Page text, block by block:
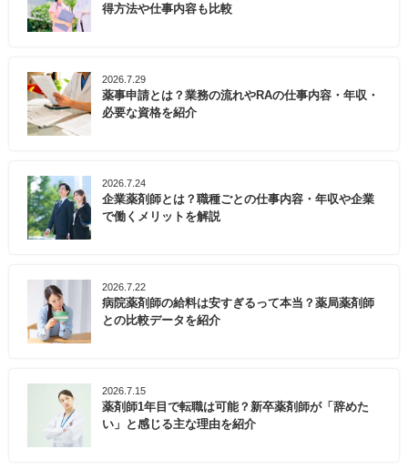
得方法や仕事内容も比較
2026.7.29
薬事申請とは？業務の流れやRAの仕事内容・年収・
必要な資格を紹介
2026.7.24
企業薬剤師とは？職種ごとの仕事内容・年収や企業
で働くメリットを解説
2026.7.22
病院薬剤師の給料は安すぎるって本当？薬局薬剤師
との比較データを紹介
2026.7.15
薬剤師1年目で転職は可能？新卒薬剤師が「辞めた
い」と感じる主な理由を紹介